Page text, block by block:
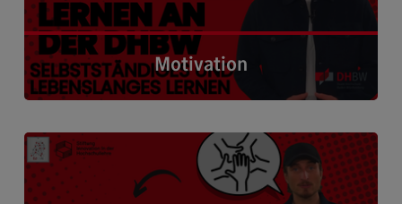
Kontaktformular
Personalförderung
Ansprechpersonen
Kontaktformular
Motivation
Motivation & Partizipation ›